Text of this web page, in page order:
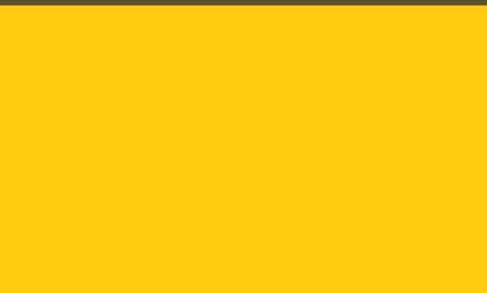
Besuchen Sie uns auf: